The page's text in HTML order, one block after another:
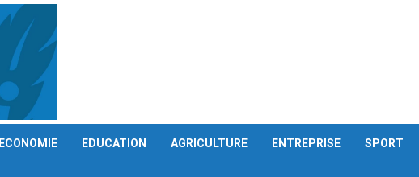
ECONOMIE EDUCATION AGRICULTURE ENTREPRISE SPORT